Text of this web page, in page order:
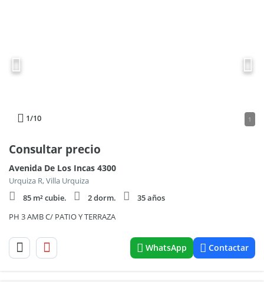
1/10 1
Consultar precio
Avenida De Los Incas 4300
Urquiza R, Villa Urquiza
85 m² cubie.
2 dorm.
35 años
PH 3 AMB C/ PATIO Y TERRAZA
WhatsApp Contactar